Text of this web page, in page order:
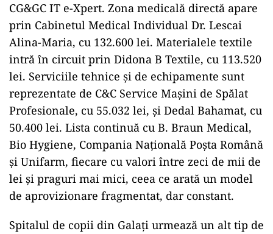
CG&GC IT e-Xpert. Zona medicală directă apare
prin Cabinetul Medical Individual Dr. Lescai
Alina-Maria, cu 132.600 lei. Materialele textile
intră în circuit prin Didona B Textile, cu 113.520
lei. Serviciile tehnice și de echipamente sunt
reprezentate de C&C Service Mașini de Spălat
Profesionale, cu 55.032 lei, și Dedal Bahamat, cu
50.400 lei. Lista continuă cu B. Braun Medical,
Bio Hygiene, Compania Națională Poșta Română
și Unifarm, fiecare cu valori între zeci de mii de
lei și praguri mai mici, ceea ce arată un model
de aprovizionare fragmentat, dar constant.
Spitalul de copii din Galați urmează un alt tip de